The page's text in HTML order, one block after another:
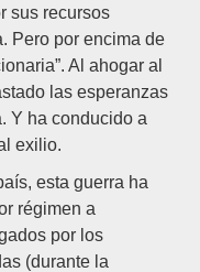
sus recursos
Pero por encima de
Al ahogar al
las esperanzas
Y ha conducido a
exilio.
esta guerra ha
régimen a
por los
(durante la